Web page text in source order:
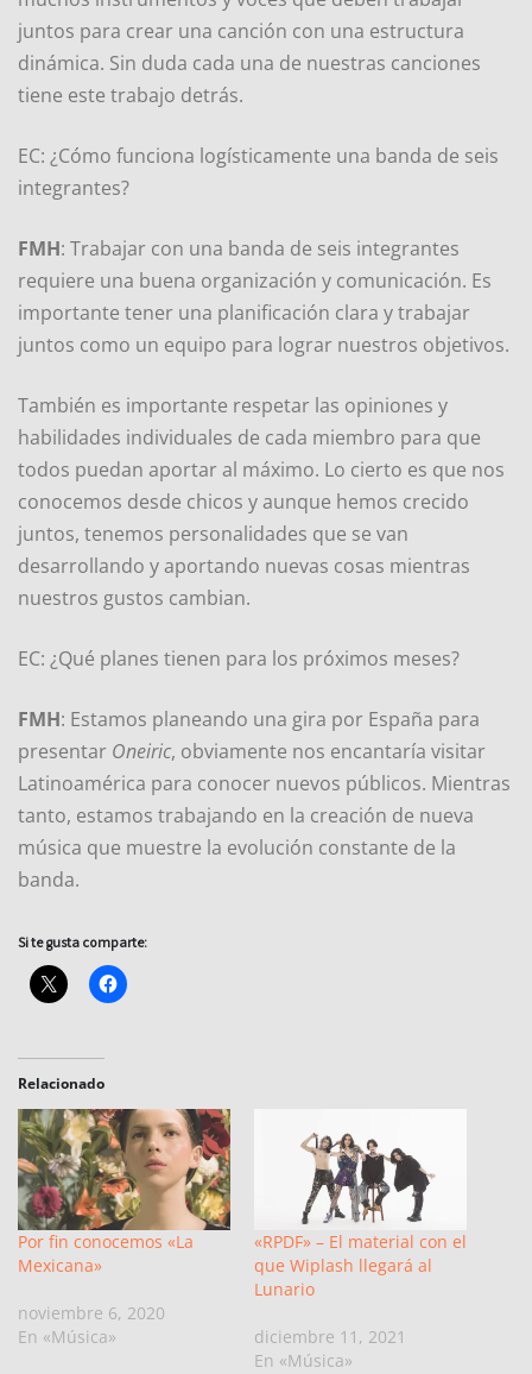
juntos para crear una canción con una estructura
dinámica. Sin duda cada una de nuestras canciones
tiene este trabajo detrás.
EC: ¿Cómo funciona logísticamente una banda de seis
integrantes?
FMH: Trabajar con una banda de seis integrantes
requiere una buena organización y comunicación. Es
importante tener una planificación clara y trabajar
juntos como un equipo para lograr nuestros objetivos.
También es importante respetar las opiniones y
habilidades individuales de cada miembro para que
todos puedan aportar al máximo. Lo cierto es que nos
conocemos desde chicos y aunque hemos crecido
juntos, tenemos personalidades que se van
desarrollando y aportando nuevas cosas mientras
nuestros gustos cambian.
EC: ¿Qué planes tienen para los próximos meses?
FMH: Estamos planeando una gira por España para
presentar Oneiric, obviamente nos encantaría visitar
Latinoamérica para conocer nuevos públicos. Mientras
tanto, estamos trabajando en la creación de nueva
música que muestre la evolución constante de la
banda.
Si te gusta comparte:
Relacionado
Por fin conocemos «La
Mexicana»
noviembre 6, 2020
En «Música»
«RPDF» – El material con el
que Wiplash llegará al
Lunario
diciembre 11, 2021
En «Música»